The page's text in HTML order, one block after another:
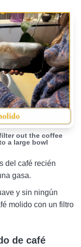
out the coffee
a large bowl
del café recién
gasa.
y sin ningún
molido con un filtro
de café